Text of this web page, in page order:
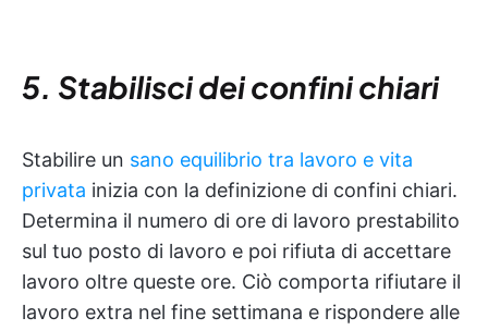
5. Stabilisci dei confini chiari
Stabilire un sano equilibrio tra lavoro e vita
privata inizia con la definizione di confini chiari.
Determina il numero di ore di lavoro prestabilito
sul tuo posto di lavoro e poi rifiuta di accettare
lavoro oltre queste ore. Ciò comporta rifiutare il
lavoro extra nel fine settimana e rispondere alle